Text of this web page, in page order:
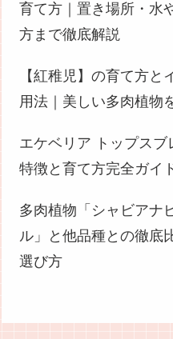
育て方｜置き場所・水
方まで徹底解説
【紅稚児】の育て方と
用法｜美しい多肉植物
エケベリア トップスブ
特徴と育て方完全ガイ
多肉植物「シャビアナ
ル」と他品種との徹底
選び方